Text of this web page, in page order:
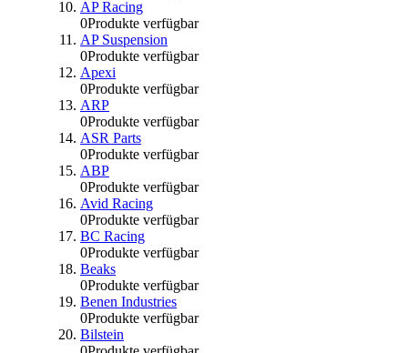
AP Racing
0Produkte verfügbar
AP Suspension
0Produkte verfügbar
Apexi
0Produkte verfügbar
ARP
0Produkte verfügbar
ASR Parts
0Produkte verfügbar
ABP
0Produkte verfügbar
Avid Racing
0Produkte verfügbar
BC Racing
0Produkte verfügbar
Beaks
0Produkte verfügbar
Benen Industries
0Produkte verfügbar
Bilstein